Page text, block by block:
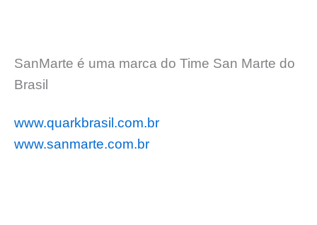
SanMarte é uma marca do Time San Marte do
Brasil
www.quarkbrasil.com.br
www.sanmarte.com.br